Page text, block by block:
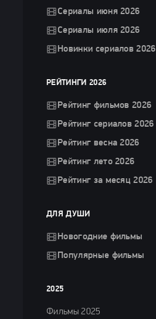
Сериалы июня 2026
Сериалы июля 2026
Новинки сериалов 2026
РЕЙТИНГИ 2026
Рейтинг фильмов 2026
Рейтинг сериалов 2026
Рейтинг весна 2026
Рейтинг лето 2026
Рейтинг за месяц 2026
ДЛЯ ДУШИ
Новогодние фильмы
Популярные фильмы
2025
Фильмы 2025